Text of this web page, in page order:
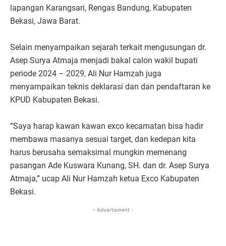
lapangan Karangsari, Rengas Bandung, Kabupaten
Bekasi, Jawa Barat.
Selain menyampaikan sejarah terkait mengusungan dr.
Asep Surya Atmaja menjadi bakal calon wakil bupati
periode 2024 – 2029, Ali Nur Hamzah juga
menyampaikan teknis deklarasi dan dan pendaftaran ke
KPUD Kabupaten Bekasi.
“Saya harap kawan kawan exco kecamatan bisa hadir
membawa masanya sesuai target, dan kedepan kita
harus berusaha semaksimal mungkin memenang
pasangan Ade Kuswara Kunang, SH. dan dr. Asep Surya
Atmaja,” ucap Ali Nur Hamzah ketua Exco Kabupaten
Bekasi.
- Advertisment -